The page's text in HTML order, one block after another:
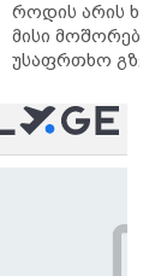
როდის არის
მისი
უსაფრთხო